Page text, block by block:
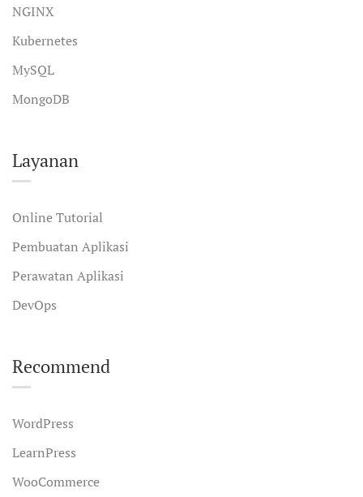
NGINX
Kubernetes
MySQL
MongoDB
Layanan
Online Tutorial
Pembuatan Aplikasi
Perawatan Aplikasi
DevOps
Recommend
WordPress
LearnPress
WooCommerce